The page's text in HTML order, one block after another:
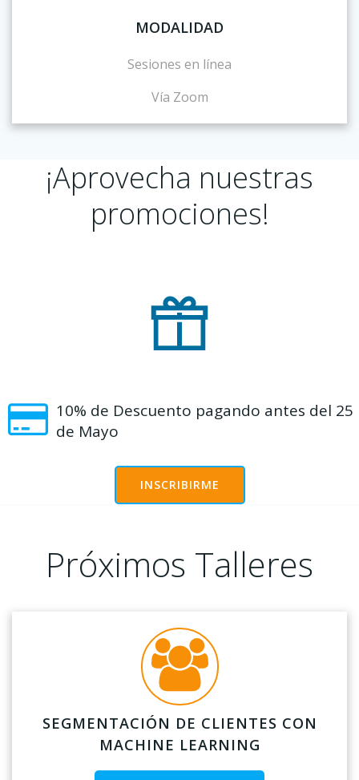
MODALIDAD
Sesiones en línea
Vía Zoom
¡Aprovecha nuestras
promociones!
10% de Descuento pagando antes del 25
de Mayo
INSCRIBIRME
Próximos Talleres
SEGMENTACIÓN DE CLIENTES CON
MACHINE LEARNING